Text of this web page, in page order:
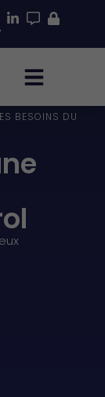
BESOINS DU